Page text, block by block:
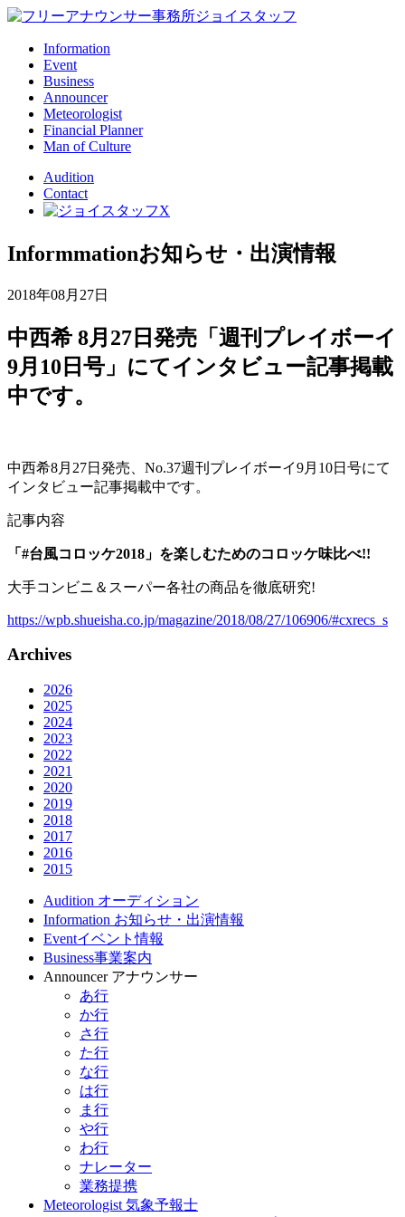
Information
Event
Business
Announcer
Meteorologist
Financial Planner
Man of Culture
Audition
Contact
Informmationお知らせ・出演情報
2018年08月27日
中西希 8月27日発売「週刊プレイボーイ
9月10日号」にてインタビュー記事掲載
中です。
中西希8月27日発売、No.37週刊プレイボーイ9月10日号にて
インタビュー記事掲載中です。
記事内容
「#台風コロッケ2018」を楽しむためのコロッケ味比べ!!
大手コンビニ＆スーパー各社の商品を徹底研究!
https://wpb.shueisha.co.jp/magazine/2018/08/27/106906/#cxrecs_s
Archives
2026
2025
2024
2023
2022
2021
2020
2019
2018
2017
2016
2015
Audition オーディション
Information お知らせ・出演情報
Eventイベント情報
Business事業案内
Announcer アナウンサー
あ行
か行
さ行
た行
な行
は行
ま行
や行
わ行
ナレーター
業務提携
Meteorologist 気象予報士